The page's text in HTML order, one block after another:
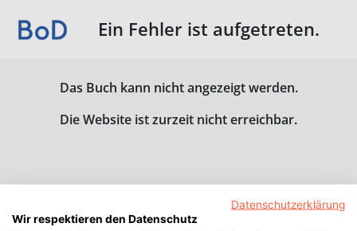
Ein Fehler ist aufgetreten.
Das Buch kann nicht angezeigt werden.
Die Website ist zurzeit nicht erreichbar.
Datenschutzerklärung
Wir respektieren den Datenschutz